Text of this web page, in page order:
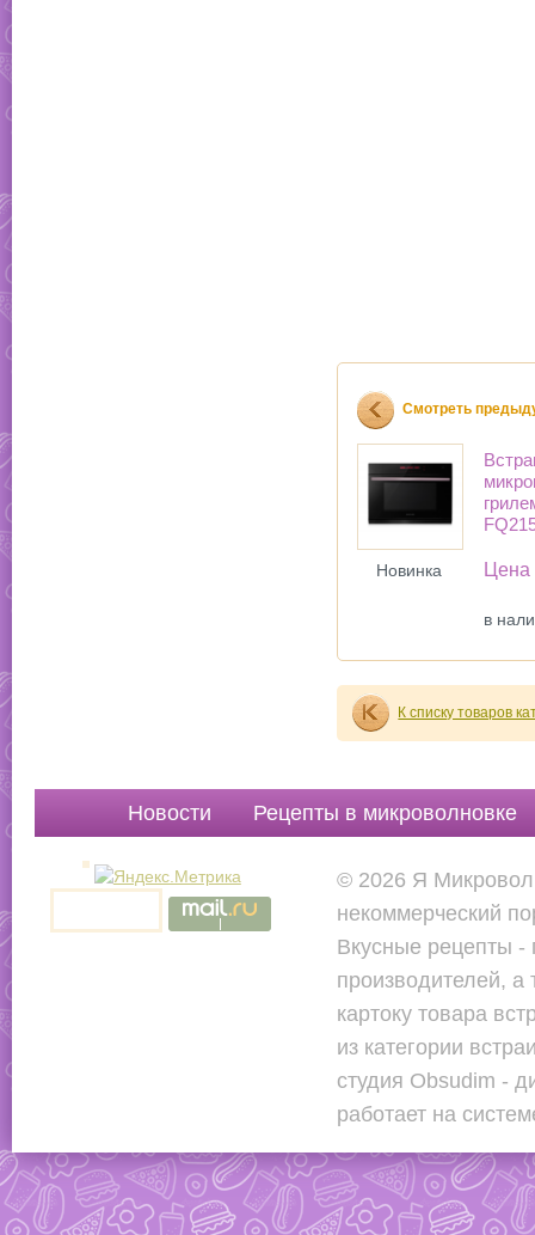
Смотреть
Новинка Цена
в
К списку товаров
Новости
Рецепты в микроволновке
© 2026 Я
некоммерческий
Вкусные рецепты -
производителей,
картоку товара
из категории
студия Obsudim -
работает на